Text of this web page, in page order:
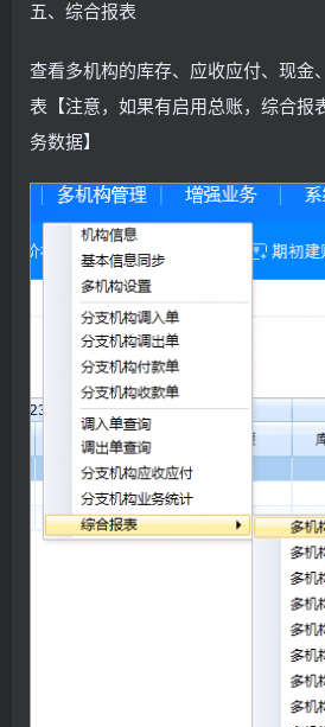
五、综合报表
查看多机构的库存、应收应付、现金
表【注意，如果有启用总账，综合报
务数据】